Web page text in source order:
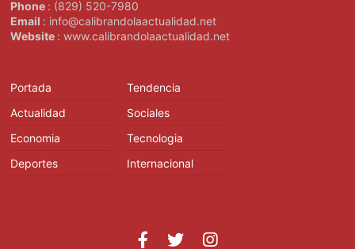
Phone : (829) 520-7980
Email : info@calibrandolaactualidad.net
Website : www.calibrandolaactualidad.net
Portada
Actualidad
Economia
Deportes
Tendencia
Sociales
Tecnologia
Internacional